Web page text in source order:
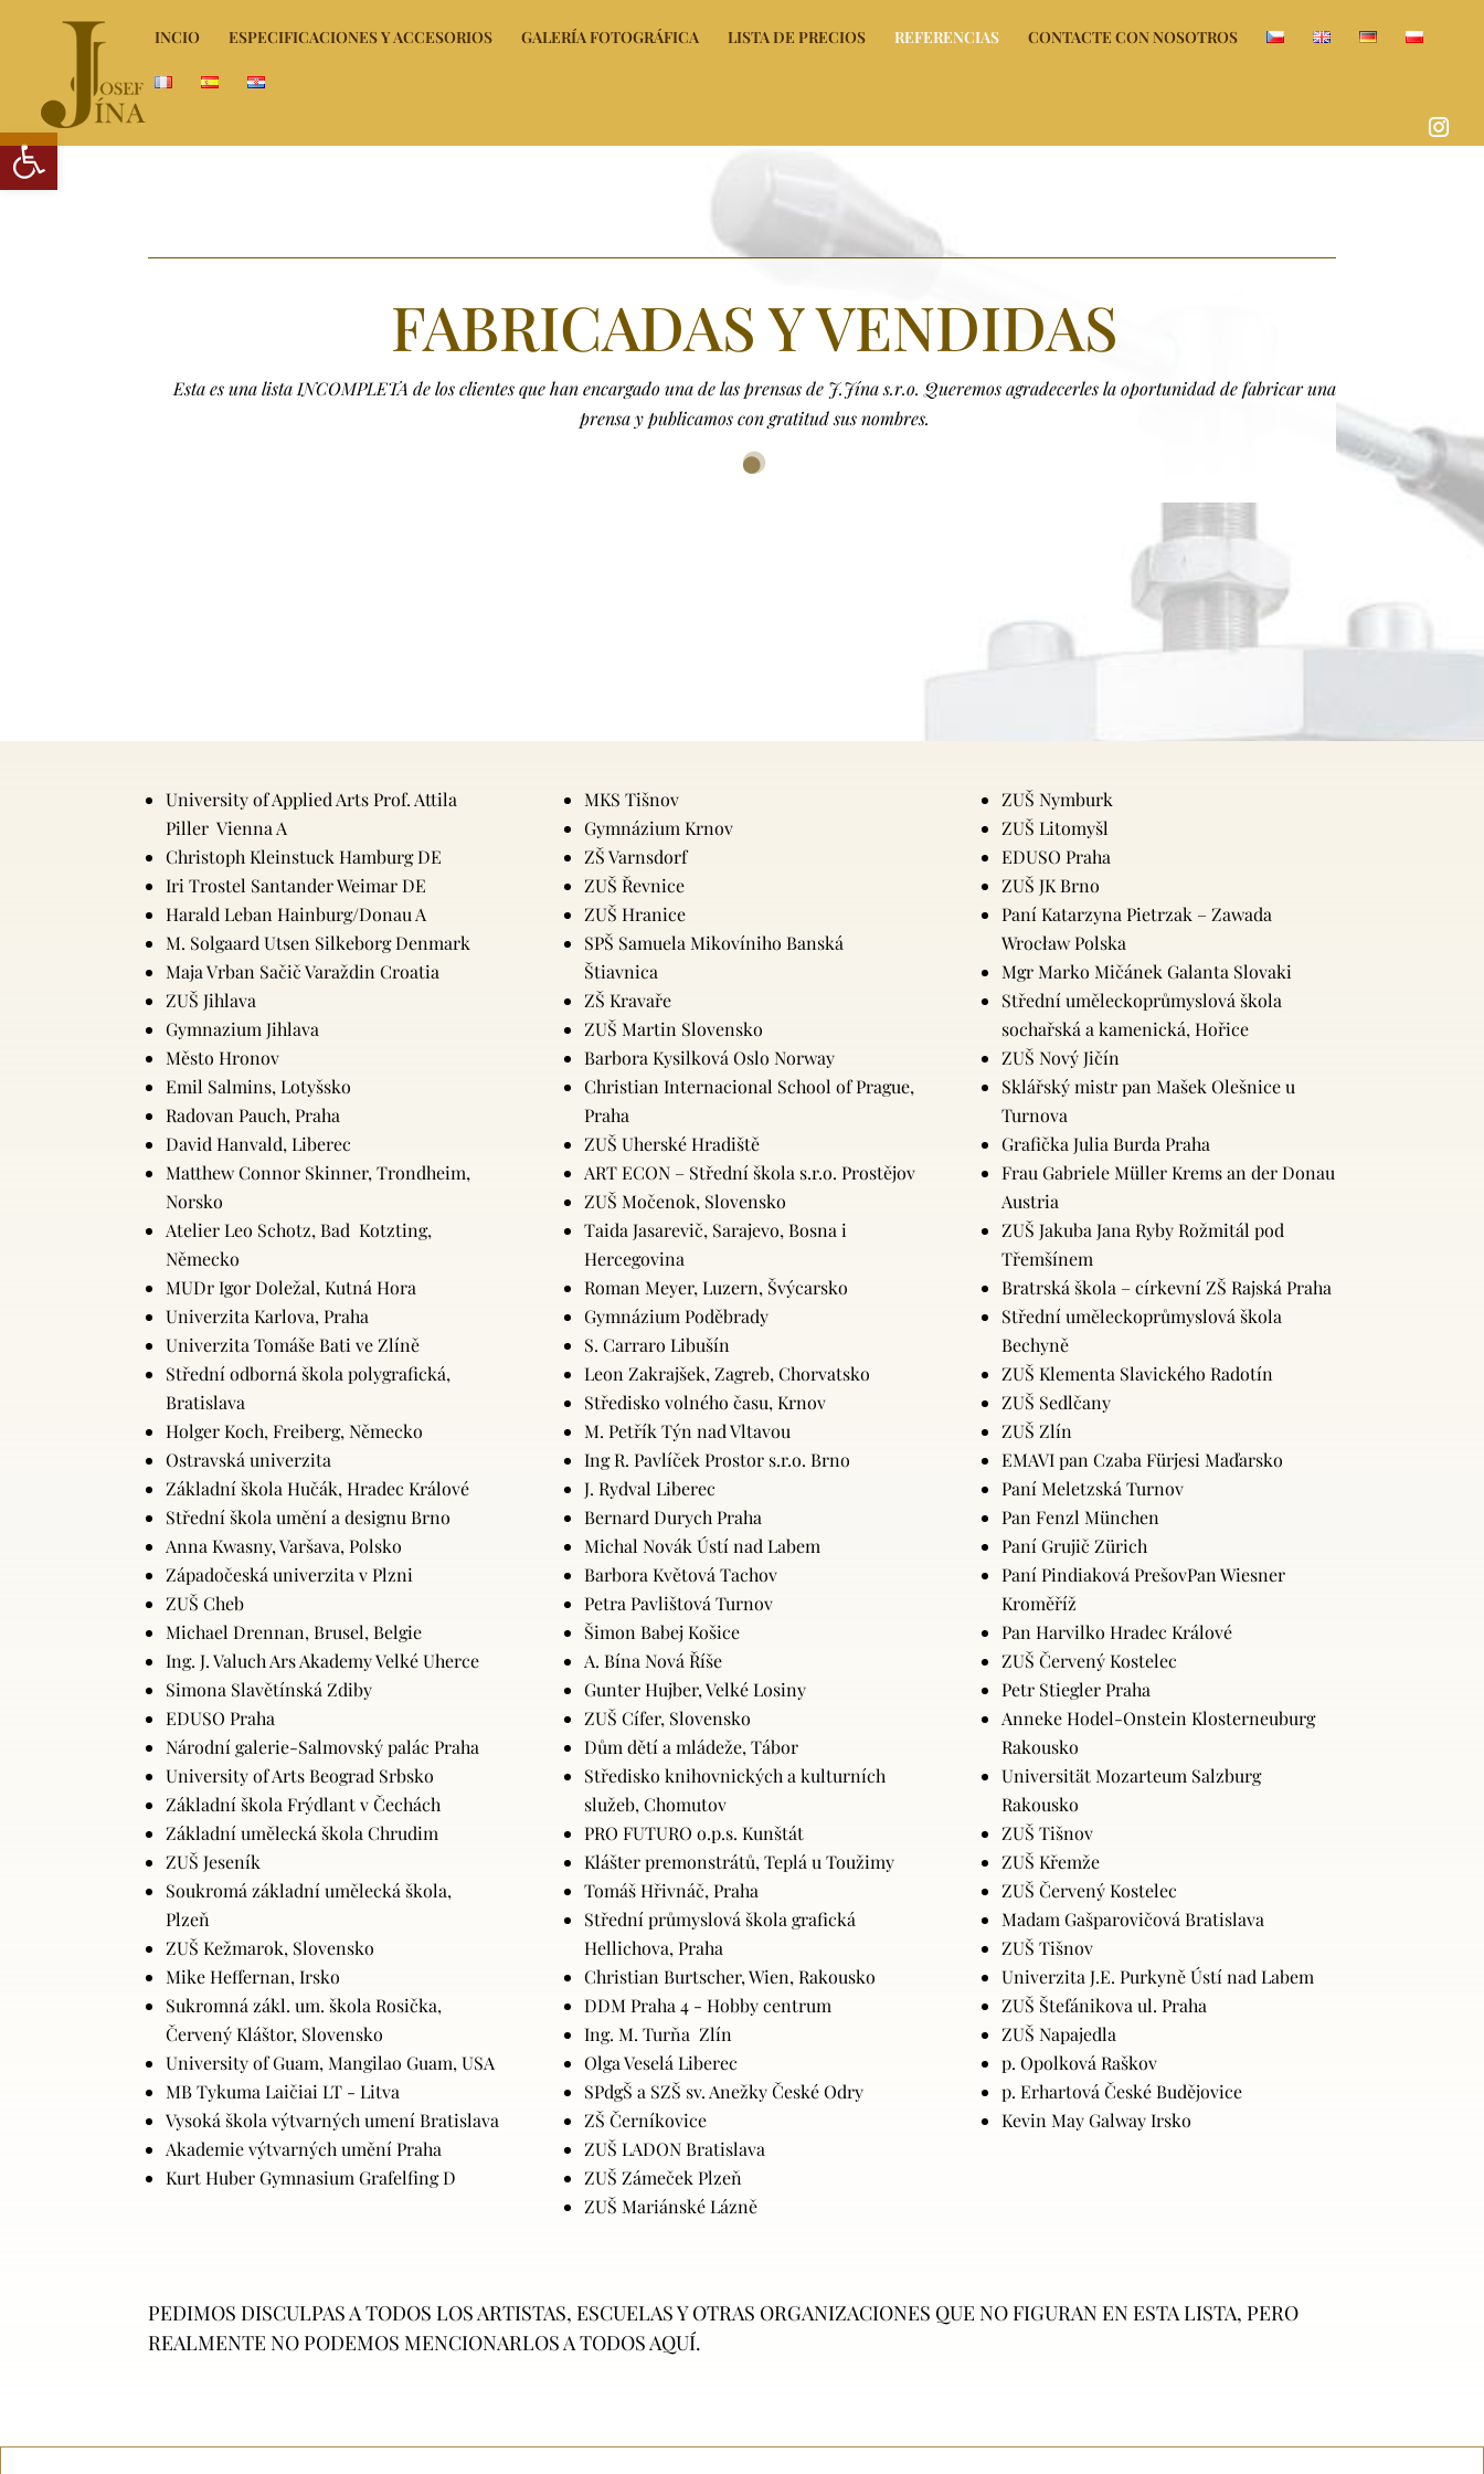
Abrir barra de herramientas
INCIO ESPECIFICACIONES Y ACCESORIOS GALERÍA FOTOGRÁFICA LISTA DE PRECIOS REFERENCIAS CONTACTE CON NOSOTROS
FABRICADAS Y VENDIDAS
Esta es una lista INCOMPLETA de los clientes que han encargado una de las prensas de J.Jína s.r.o. Queremos agradecerles la oportunidad de fabricar una
prensa y publicamos con gratitud sus nombres.
University of Applied Arts Prof. Attila
Piller Vienna A
Christoph Kleinstuck Hamburg DE
Iri Trostel Santander Weimar DE
Harald Leban Hainburg/Donau A
M. Solgaard Utsen Silkeborg Denmark
Maja Vrban Sačič Varaždin Croatia
ZUŠ Jihlava
Gymnazium Jihlava
Město Hronov
Emil Salmins, Lotyšsko
Radovan Pauch, Praha
David Hanvald, Liberec
Matthew Connor Skinner, Trondheim,
Norsko
Atelier Leo Schotz, Bad Kotzting,
Německo
MUDr Igor Doležal, Kutná Hora
Univerzita Karlova, Praha
Univerzita Tomáše Bati ve Zlíně
Střední odborná škola polygrafická,
Bratislava
Holger Koch, Freiberg, Německo
Ostravská univerzita
Základní škola Hučák, Hradec Králové
Střední škola umění a designu Brno
Anna Kwasny, Varšava, Polsko
Západočeská univerzita v Plzni
ZUŠ Cheb
Michael Drennan, Brusel, Belgie
Ing. J. Valuch Ars Akademy Velké Uherce
Simona Slavětínská Zdiby
EDUSO Praha
Národní galerie-Salmovský palác Praha
University of Arts Beograd Srbsko
Základní škola Frýdlant v Čechách
Základní umělecká škola Chrudim
ZUŠ Jeseník
Soukromá základní umělecká škola,
Plzeň
ZUŠ Kežmarok, Slovensko
Mike Heffernan, Irsko
Sukromná zákl. um. škola Rosička,
Červený Kláštor, Slovensko
University of Guam, Mangilao Guam, USA
MB Tykuma Laičiai LT - Litva
Vysoká škola výtvarných umení Bratislava
Akademie výtvarných umění Praha
Kurt Huber Gymnasium Grafelfing D
MKS Tišnov
Gymnázium Krnov
ZŠ Varnsdorf
ZUŠ Řevnice
ZUŠ Hranice
SPŠ Samuela Mikovíniho Banská
Štiavnica
ZŠ Kravaře
ZUŠ Martin Slovensko
Barbora Kysilková Oslo Norway
Christian Internacional School of Prague,
Praha
ZUŠ Uherské Hradiště
ART ECON – Střední škola s.r.o. Prostějov
ZUŠ Močenok, Slovensko
Taida Jasarevič, Sarajevo, Bosna i
Hercegovina
Roman Meyer, Luzern, Švýcarsko
Gymnázium Poděbrady
S. Carraro Libušín
Leon Zakrajšek, Zagreb, Chorvatsko
Středisko volného času, Krnov
M. Petřík Týn nad Vltavou
Ing R. Pavlíček Prostor s.r.o. Brno
J. Rydval Liberec
Bernard Durych Praha
Michal Novák Ústí nad Labem
Barbora Květová Tachov
Petra Pavlištová Turnov
Šimon Babej Košice
A. Bína Nová Říše
Gunter Hujber, Velké Losiny
ZUŠ Cífer, Slovensko
Dům dětí a mládeže, Tábor
Středisko knihovnických a kulturních
služeb, Chomutov
PRO FUTURO o.p.s. Kunštát
Klášter premonstrátů, Teplá u Toužimy
Tomáš Hřivnáč, Praha
Střední průmyslová škola grafická
Hellichova, Praha
Christian Burtscher, Wien, Rakousko
DDM Praha 4 - Hobby centrum
Ing. M. Turňa Zlín
Olga Veselá Liberec
SPdgŠ a SZŠ sv. Anežky České Odry
ZŠ Černíkovice
ZUŠ LADON Bratislava
ZUŠ Zámeček Plzeň
ZUŠ Mariánské Lázně
ZUŠ Nymburk
ZUŠ Litomyšl
EDUSO Praha
ZUŠ JK Brno
Paní Katarzyna Pietrzak – Zawada
Wrocław Polska
Mgr Marko Mičánek Galanta Slovaki
Střední uměleckoprůmyslová škola
sochařská a kamenická, Hořice
ZUŠ Nový Jičín
Sklářský mistr pan Mašek Olešnice u
Turnova
Grafička Julia Burda Praha
Frau Gabriele Müller Krems an der Donau
Austria
ZUŠ Jakuba Jana Ryby Rožmitál pod
Třemšínem
Bratrská škola – církevní ZŠ Rajská Praha
Střední uměleckoprůmyslová škola
Bechyně
ZUŠ Klementa Slavického Radotín
ZUŠ Sedlčany
ZUŠ Zlín
EMAVI pan Czaba Fürjesi Maďarsko
Paní Meletzská Turnov
Pan Fenzl München
Paní Grujič Zürich
Paní Pindiaková PrešovPan Wiesner
Kroměříž
Pan Harvilko Hradec Králové
ZUŠ Červený Kostelec
Petr Stiegler Praha
Anneke Hodel-Onstein Klosterneuburg
Rakousko
Universität Mozarteum Salzburg
Rakousko
ZUŠ Tišnov
ZUŠ Křemže
ZUŠ Červený Kostelec
Madam Gašparovičová Bratislava
ZUŠ Tišnov
Univerzita J.E. Purkyně Ústí nad Labem
ZUŠ Štefánikova ul. Praha
ZUŠ Napajedla
p. Opolková Raškov
p. Erhartová České Budějovice
Kevin May Galway Irsko
PEDIMOS DISCULPAS A TODOS LOS ARTISTAS, ESCUELAS Y OTRAS ORGANIZACIONES QUE NO FIGURAN EN ESTA LISTA, PERO
REALMENTE NO PODEMOS MENCIONARLOS A TODOS AQUÍ.